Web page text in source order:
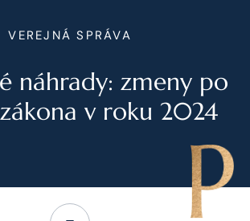
VEREJNÁ SPRÁVA
náhrady: zmeny po
v roku 2024